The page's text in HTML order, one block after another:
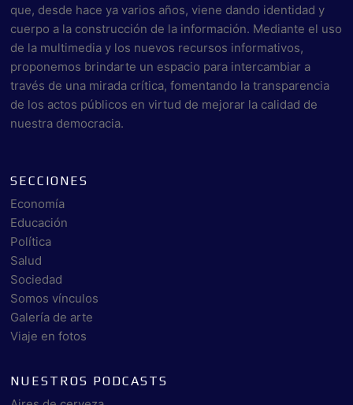
que, desde hace ya varios años, viene dando identidad y
cuerpo a la construcción de la información. Mediante el uso
de la multimedia y los nuevos recursos informativos,
proponemos brindarte un espacio para intercambiar a
través de una mirada crítica, fomentando la transparencia
de los actos públicos en virtud de mejorar la calidad de
nuestra democracia.
SECCIONES
Economía
Educación
Política
Salud
Sociedad
Somos vínculos
Galería de arte
Viaje en fotos
NUESTROS PODCASTS